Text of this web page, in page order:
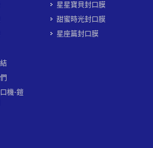
星星寶貝封口膜
甜蜜時光封口膜
星座篇封口膜
機-鎧